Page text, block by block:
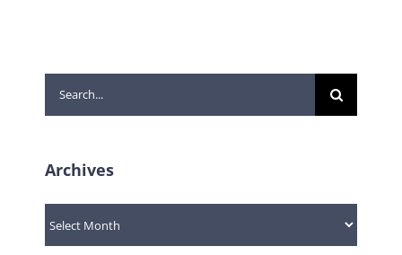
Search
for:
Archives
Archives